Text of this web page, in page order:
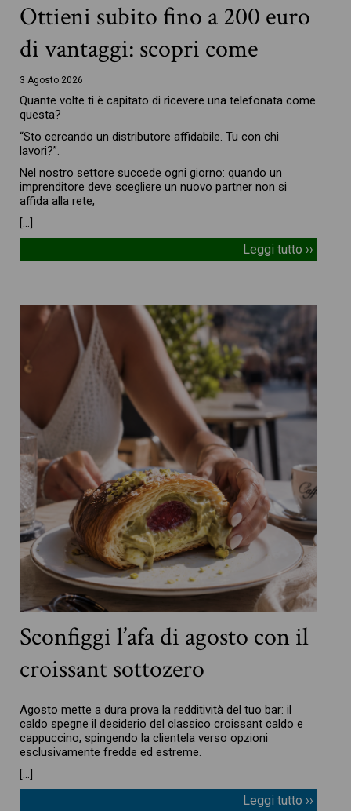
Ottieni subito fino a 200 euro
di vantaggi: scopri come
3 Agosto 2026
Quante volte ti è capitato di ricevere una telefonata come
questa?
“Sto cercando un distributore affidabile. Tu con chi
lavori?”.
Nel nostro settore succede ogni giorno: quando un
imprenditore deve scegliere un nuovo partner non si
affida alla rete,
[…]
Leggi tutto ››
Sconfiggi l’afa di agosto con il
croissant sottozero
Agosto mette a dura prova la redditività del tuo bar: il
caldo spegne il desiderio del classico croissant caldo e
cappuccino, spingendo la clientela verso opzioni
esclusivamente fredde ed estreme.
[…]
Leggi tutto ››